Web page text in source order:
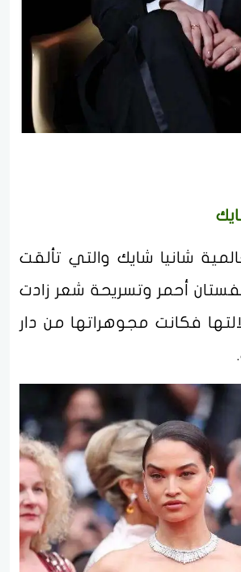
شانيا شايك والتي تألقت
بفستان أحمر وتسريحة شعر زادت
فكانت مجوهراتها من دار